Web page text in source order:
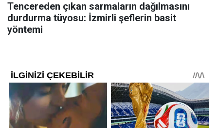
Tencereden çıkan sarmaların dağılmasını
durdurma tüyosu: İzmirli şeflerin basit
yöntemi